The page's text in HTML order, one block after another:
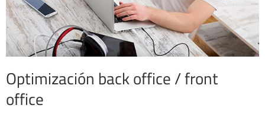
Optimización back office / front
office